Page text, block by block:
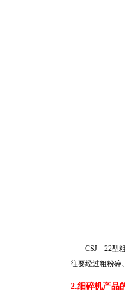
CSJ－22型
往要经过粗粉碎
2.细碎机产品